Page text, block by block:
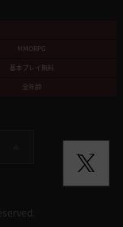
MMORPG
基本プレイ無料
全年齢